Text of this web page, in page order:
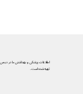
اطلاعات پزشکی و بهداشتی ما در
تهیه شده است.